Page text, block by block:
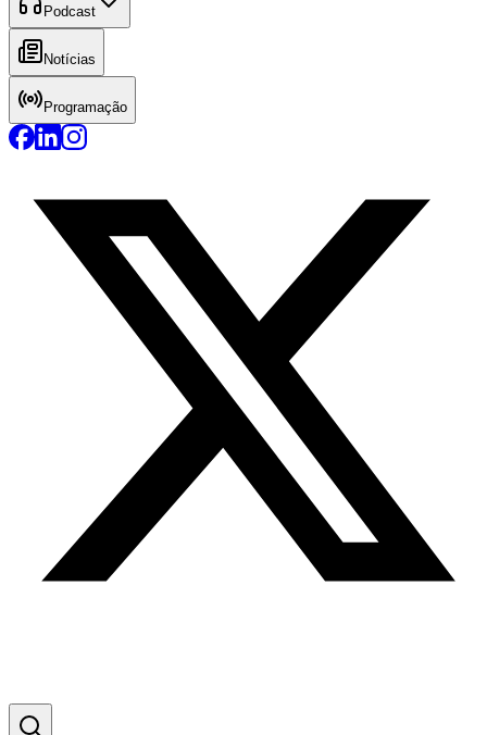
Podcast
Notícias
Programação